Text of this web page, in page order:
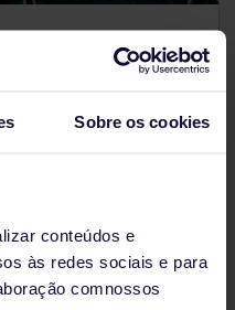
Sobre os cookies
conteúdos e
às redes sociais e para
comnossos
centro da cidade.
ao